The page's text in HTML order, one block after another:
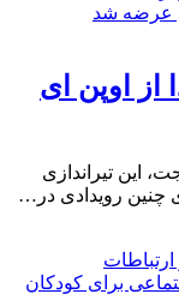
از اوپن ای
این تیراندازی
چنین رویدادی در…